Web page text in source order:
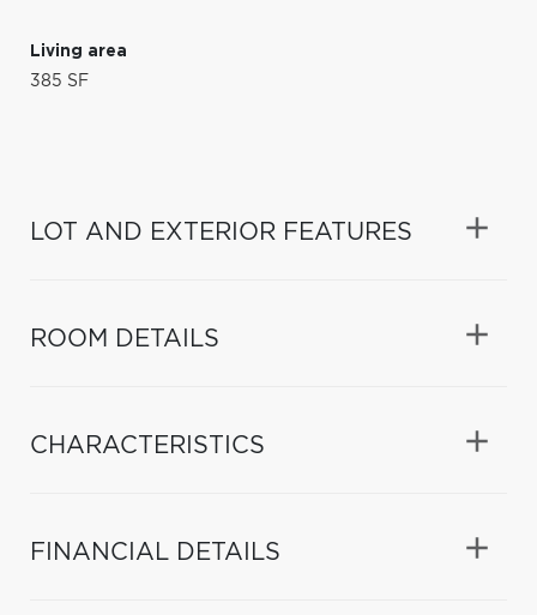
Living area
385 SF
LOT AND EXTERIOR FEATURES
ROOM DETAILS
CHARACTERISTICS
FINANCIAL DETAILS